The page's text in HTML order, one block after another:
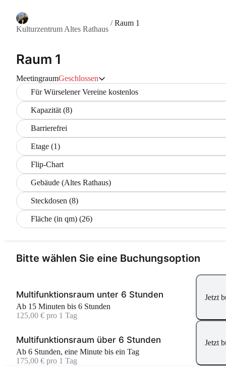
Kulturzentrum Altes Rathaus
/Raum 1
Raum 1
MeetingraumGeschlossen
Für Würselener Vereine kostenlos
Kapazität (8)
Barrierefrei
Etage (1)
Flip-Chart
Gebäude (Altes Rathaus)
Steckdosen (8)
Fläche (in qm) (26)
Bitte wählen Sie eine Buchungsoption
Multifunktionsraum unter 6 Stunden
Ab 15 Minuten bis 6 Stunden
125,00 € pro 1 Tag
Jetzt
Multifunktionsraum über 6 Stunden
Ab 6 Stunden, eine Minute bis ein Tag
175,00 € pro 1 Tag
Jetzt